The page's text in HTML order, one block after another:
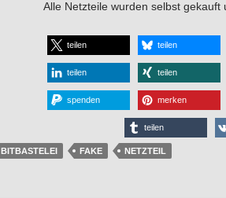
Alle Netzteile wurden selbst
teilen teilen
teilen teilen
spenden merken
teilen
BITBASTELEI FAKE NETZTEIL